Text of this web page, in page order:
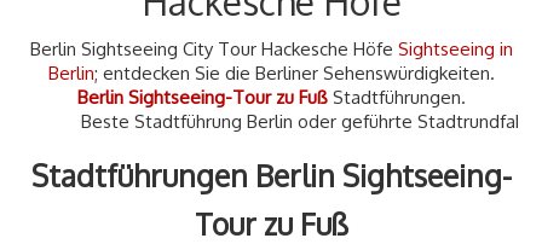
Berlin Sightseeing City Tour Hackesche Höfe Sightseeing in
Berlin; entdecken Sie die Berliner Sehenswürdigkeiten.
Berlin Sightseeing-Tour zu FußStadtführungen.
Beste Stadtführung
Stadtführungen Berlin Sightseeing-
Tour zu Fuß